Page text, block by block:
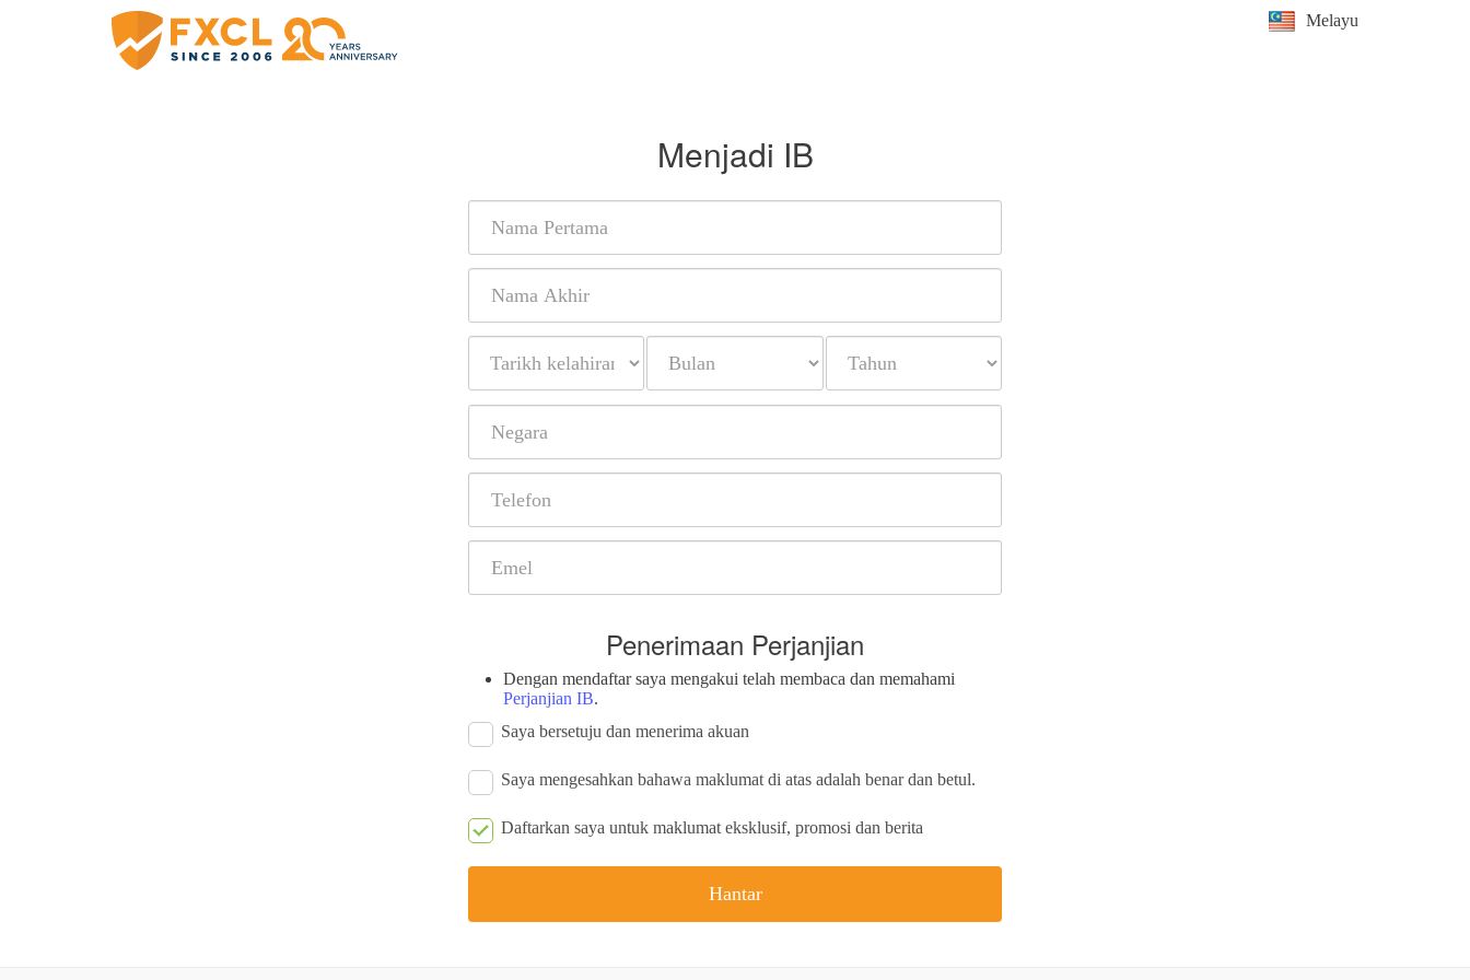
Melayu
Menjadi IB
Penerimaan Perjanjian
Dengan mendaftar saya mengakui telah membaca dan memahami
Perjanjian IB.
Saya bersetuju dan menerima akuan
Saya mengesahkan bahawa maklumat di atas adalah benar dan betul.
Daftarkan saya untuk maklumat eksklusif, promosi dan berita
Hantar